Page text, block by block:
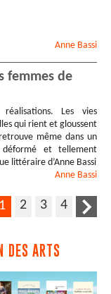
Anne Bassi
femmes de
Les vies
qui rient et gloussent
même dans un
et tellement
littéraire d’Anne Bassi
Anne Bassi
1 2 3 4
DES ARTS